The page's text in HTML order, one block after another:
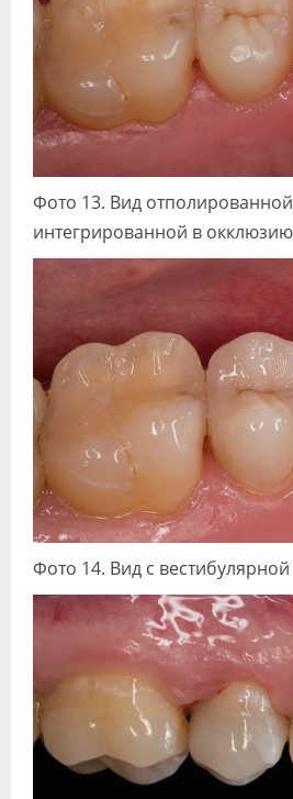
Фото 13. Вид
интегрированной в
Фото 14. Вид с